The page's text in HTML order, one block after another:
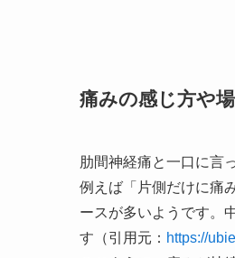
痛みの感じ方や
肋間神経痛と一口に言
例えば「片側だけに痛
ースが多いようです。
す（引用元： https://